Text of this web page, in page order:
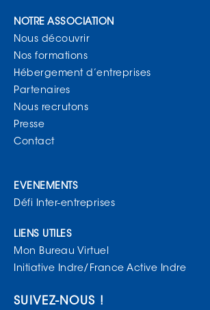
NOTRE ASSOCIATION
Nous découvrir
Nos formations
Hébergement d’entreprises
Partenaires
Nous recrutons
Presse
Contact
EVENEMENTS
Défi Inter-entreprises
LIENS UTILES
Mon Bureau Virtuel
Initiative Indre/France Active Indre
SUIVEZ-NOUS !